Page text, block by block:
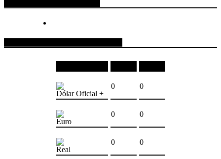
Dólar Oficial +
0 0
Euro
0 0
Real
0 0